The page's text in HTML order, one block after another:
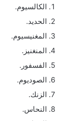
الكالسيوم.
الحديد.
المغنيسيوم.
المنغنيز.
الفسفور.
الصوديوم.
الزنك.
النحاس.